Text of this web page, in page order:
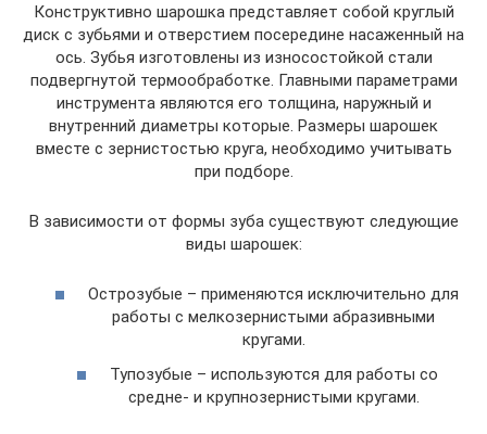
Конструктивно шарошка представляет собой круглый
диск с зубьями и отверстием посередине насаженный на
ось. Зубья изготовлены из износостойкой стали
подвергнутой термообработке. Главными параметрами
инструмента являются его толщина, наружный и
внутренний диаметры которые. Размеры шарошек
вместе с зернистостью круга, необходимо учитывать
при подборе.
В зависимости от формы зуба существуют следующие
виды шарошек:
Острозубые – применяются исключительно для
работы с мелкозернистыми абразивными
кругами.
Тупозубые – используются для работы со
средне- и крупнозернистыми кругами.